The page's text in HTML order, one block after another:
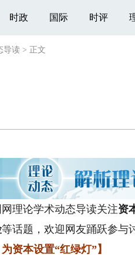
时政 国际 时评
导读 > 正文
论学术动态导读关注资
等话题，欢迎网友踊跃参与
本设置“红绿灯”】